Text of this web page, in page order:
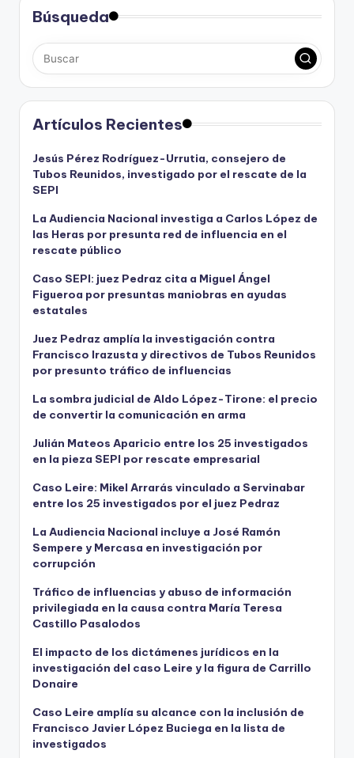
Búsqueda
Artículos Recientes
Jesús Pérez Rodríguez-Urrutia, consejero de
Tubos Reunidos, investigado por el rescate de la
SEPI
La Audiencia Nacional investiga a Carlos López de
las Heras por presunta red de influencia en el
rescate público
Caso SEPI: juez Pedraz cita a Miguel Ángel
Figueroa por presuntas maniobras en ayudas
estatales
Juez Pedraz amplía la investigación contra
Francisco Irazusta y directivos de Tubos Reunidos
por presunto tráfico de influencias
La sombra judicial de Aldo López-Tirone: el precio
de convertir la comunicación en arma
Julián Mateos Aparicio entre los 25 investigados
en la pieza SEPI por rescate empresarial
Caso Leire: Mikel Arrarás vinculado a Servinabar
entre los 25 investigados por el juez Pedraz
La Audiencia Nacional incluye a José Ramón
Sempere y Mercasa en investigación por
corrupción
Tráfico de influencias y abuso de información
privilegiada en la causa contra María Teresa
Castillo Pasalodos
El impacto de los dictámenes jurídicos en la
investigación del caso Leire y la figura de Carrillo
Donaire
Caso Leire amplía su alcance con la inclusión de
Francisco Javier López Buciega en la lista de
investigados